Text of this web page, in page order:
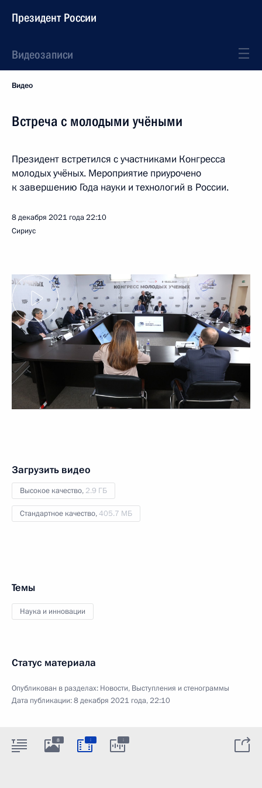
Президент России
Видеозаписи
Видео
Встреча с молодыми учёными
Президент встретился с участниками Конгресса
молодых учёных. Мероприятие приурочено
к завершению Года науки и технологий в России.
8 декабря 2021 года22:10
Сириус
Загрузить видео
Высокое качество, 2.9 ГБ
Стандартное качество,405.7 МБ
Темы
Наука и инновации
Статус материала
Опубликован в разделах: Новости, Выступления и стенограммы
Дата публикации:8 декабря 2021 года, 22:10
8 : :